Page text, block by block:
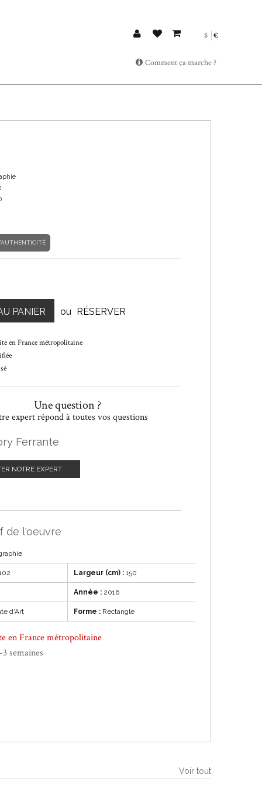
Comment ça marche ?
$ €
PANIER ou RÉSERVER
en France métropolitaine
Une question ?
expert répond à toutes vos questions
Ferrante
NOTRE EXPERT
de l'oeuvre
Largeur (cm) :150
Année :2016
d'Art Forme :Rectangle
en France métropolitaine
semaines
Voir tout